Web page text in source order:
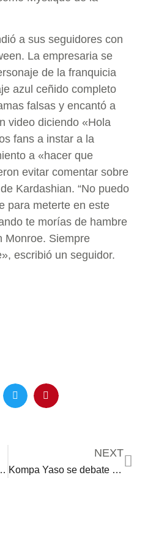
a sus seguidores con
La empresaria se
de la franquicia
azul ceñido completo
falsas y encantó a
video diciendo «Hola
fans a instar a la
a «hacer que
evitar comentar sobre
Kardashian. “No puedo
para meterte en este
te morías de hambre
Monroe. Siempre
escribió un seguidor.
Lee Lewis ha muerto
NEXT
Kompa Yaso se debate entre la vida y la muerte